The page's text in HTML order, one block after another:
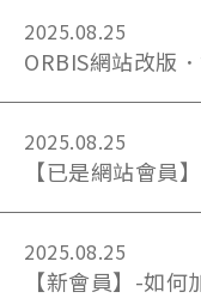
2025.08.25
ORBIS網站改版
2025.08.25
【已是網站會員
2025.08.25
【新會員】-如